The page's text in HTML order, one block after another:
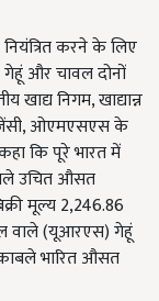
करने के लिए
और चावल दोनों
खाद्य निगम, खाद्यान्न
ओएमएसएस के
कि पूरे भारत में
उचित औसत
मूल्य 2,246.86
वाले (यूआरएस) गेहूं
भारित औसत